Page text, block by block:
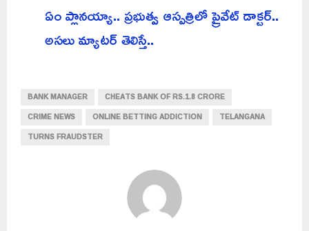
ఏం ప్లానయ్యా.. ప్రభుత్వ ఆస్పత్రిలో ప్రైవేట్ డాక్టర్..
అసలు మ్యాటర్ తెలిస్తే..
BANK MANAGER
CHEATS BANK OF RS.1.8 CRORE
CRIME NEWS
ONLINE BETTING ADDICTION
TELANGANA
TURNS FRAUDSTER